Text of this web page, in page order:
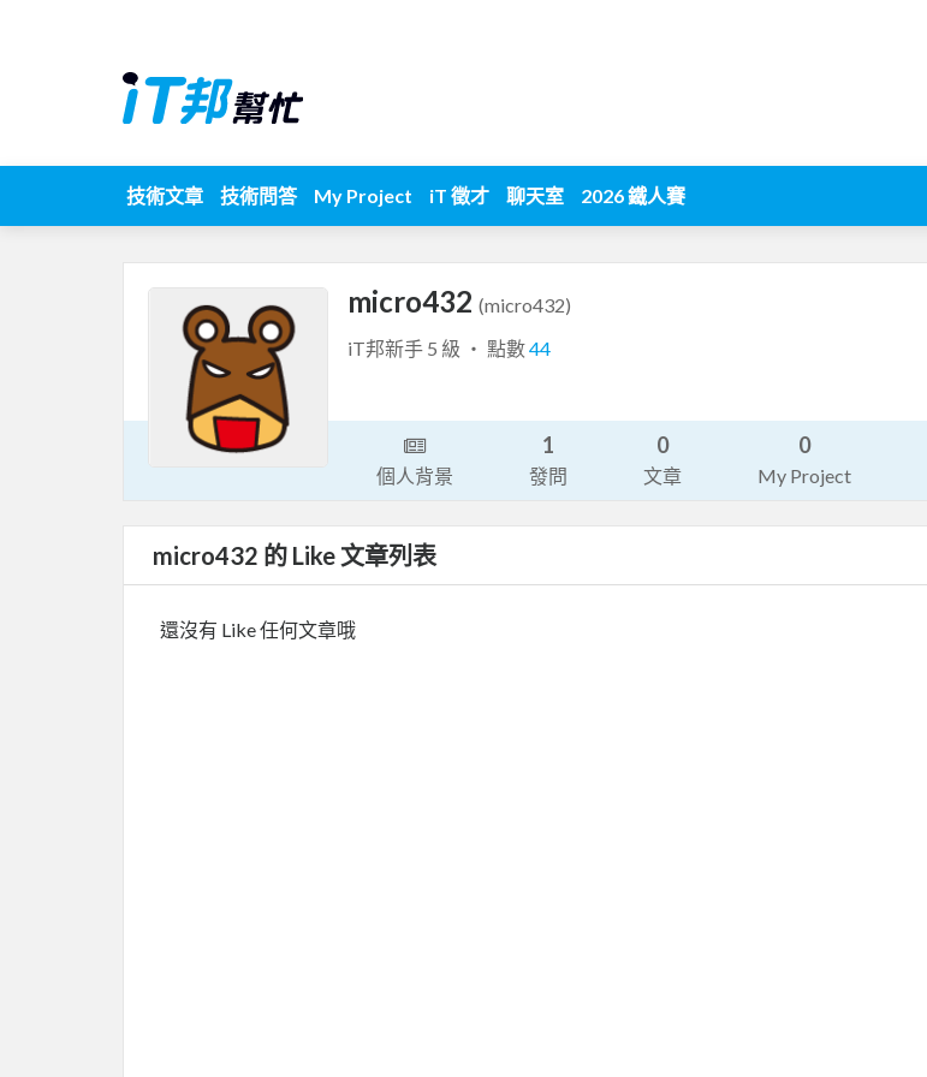
技術文章 技術問答 My Project iT 徵才 聊天室 2026 鐵人賽
micro432 (micro432)
iT邦新手 5 級 ‧ 點數44
個人背景
1
發問
0
文章
0
My Project
micro432 的 Like 文章列表
還沒有 Like 任何文章哦